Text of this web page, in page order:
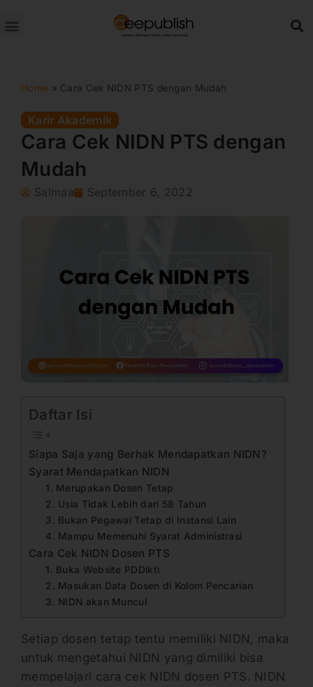
ke
Home » Cara Cek NIDN PTS dengan Mudah
Karir Akademik
Cara Cek NIDN PTS dengan
Mudah
Salmaa September 6, 2022
Daftar Isi
Siapa Saja yang Berhak Mendapatkan NIDN?
Syarat Mendapatkan NIDN
1. Merupakan Dosen Tetap
2. Usia Tidak Lebih dari 58 Tahun
3. Bukan Pegawai Tetap di Instansi Lain
4. Mampu Memenuhi Syarat Administrasi
Cara Cek NIDN Dosen PTS
1. Buka Website PDDikti
2. Masukan Data Dosen di Kolom Pencarian
3. NIDN akan Muncul
Setiap dosen tetap tentu memiliki NIDN, maka
untuk mengetahui NIDN yang dimiliki bisa
mempelajari cara cek NIDN dosen PTS. NIDN